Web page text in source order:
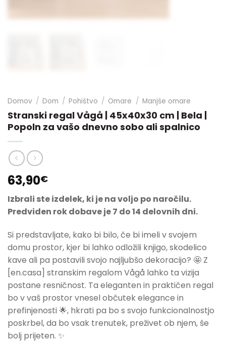
Domov / Dom / Pohištvo / Omare / Manjše omare
Stranski regal Vågå | 45x40x30 cm | Bela |
Popoln za vašo dnevno sobo ali spalnico
63,90€
Izbrali ste izdelek, ki je na voljo po naročilu.
Predviden rok dobave je 7 do 14 delovnih dni.
Si predstavljate, kako bi bilo, če bi imeli v svojem
domu prostor, kjer bi lahko odložili knjigo, skodelico
kave ali pa postavili svojo najljubšo dekoracijo? 🤩 Z
[en.casa] stranskim regalom Vågå lahko ta vizija
postane resničnost. Ta eleganten in praktičen regal
bo v vaš prostor vnesel občutek elegance in
prefinjenosti 🌟, hkrati pa bo s svojo funkcionalnostjo
poskrbel, da bo vsak trenutek, preživet ob njem, še
bolj prijeten. ✨